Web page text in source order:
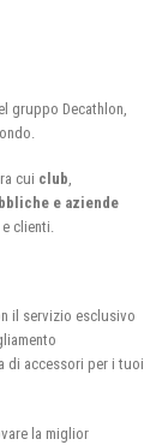
gruppo Decathlon,
cui club
e aziende
clienti.
il servizio esclusivo
di accessori per i tuoi
la miglior